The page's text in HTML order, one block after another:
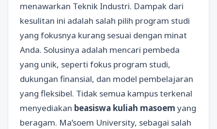
menawarkan Teknik Industri. Dampak dari
kesulitan ini adalah salah pilih program studi
yang fokusnya kurang sesuai dengan minat
Anda. Solusinya adalah mencari pembeda
yang unik, seperti fokus program studi,
dukungan finansial, dan model pembelajaran
yang fleksibel. Tidak semua kampus terkenal
menyediakan beasiswa kuliah masoem yang
beragam. Ma’soem University, sebagai salah